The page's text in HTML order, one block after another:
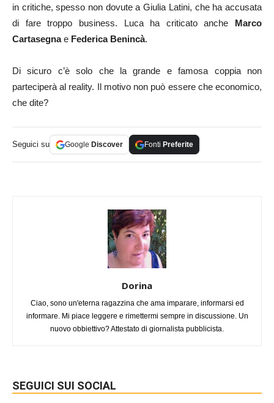
in critiche, spesso non dovute a Giulia Latini, che ha accusata
di fare troppo business. Luca ha criticato anche Marco
Cartasegnae Federica Benincà.
Di sicuro c’è solo che la grande e famosa coppia non
parteciperà al reality. Il motivo non può essere che economico,
che dite?
Seguici su Google Discover Fonti Preferite
Dorina
Ciao, sono un'eterna ragazzina che ama imparare, informarsi ed
informare. Mi piace leggere e rimettermi sempre in discussione. Un
nuovo obbiettivo? Attestato di giornalista pubblicista.
SEGUICI SUI SOCIAL